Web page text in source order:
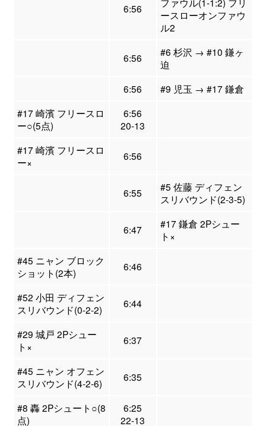
6:56
ースローオンファウ
ル2
6:56
#6 杉沢 → #10 鎌ヶ
迫
6:56
#9 児玉 → #17 鎌倉
#17 崎濱 フリースロ
ー○(5点)
6:56
20-13
#17 崎濱 フリースロ
ー×
6:56
6:55
#5 佐藤 ディフェン
スリバウンド(2-3-5)
6:47
#17 鎌倉 2Pシュー
ト×
#45 ニャン ブロック
ショット(2本)
6:46
#52 小田 ディフェン
スリバウンド(0-2-2)
6:44
#29 城戸 2Pシュー
ト×
6:37
#45 ニャン オフェン
スリバウンド(4-2-6)
6:35
#8 轟 2Pシュート○(8
点)
6:25
22-13